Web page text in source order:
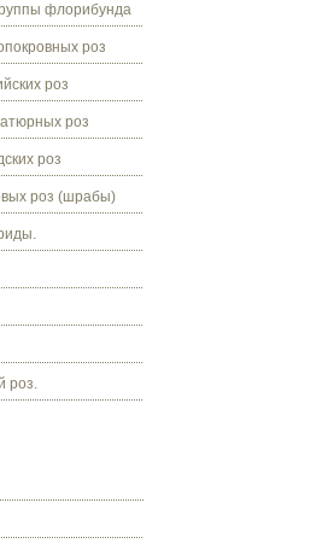
флорибунда
роз
роз
роз
роз
роз (шрабы)
роз.